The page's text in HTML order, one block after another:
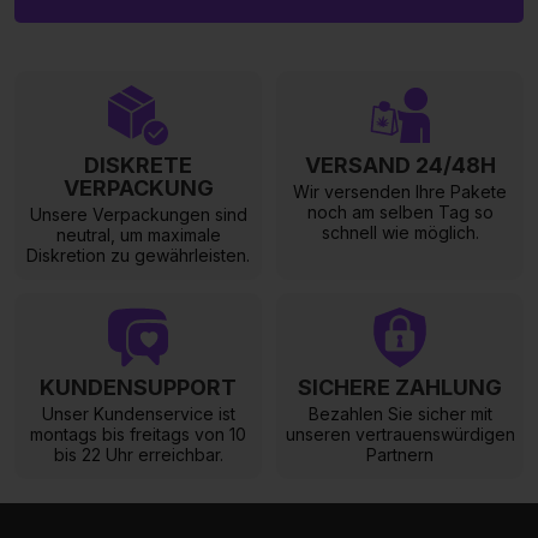
DISKRETE
VERPACKUNG
Unsere Verpackungen sind
neutral, um maximale
Diskretion zu gewährleisten.
VERSAND 24/48H
Wir versenden Ihre Pakete
noch am selben Tag so
schnell wie möglich.
KUNDENSUPPORT
Unser Kundenservice ist
montags bis freitags von 10
bis 22 Uhr erreichbar.
SICHERE ZAHLUNG
Bezahlen Sie sicher mit
unseren vertrauenswürdigen
Partnern